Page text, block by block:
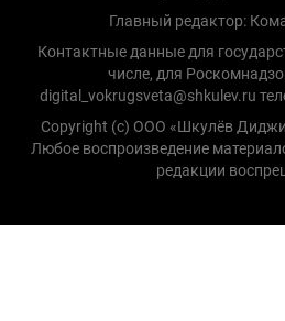
Главный редактор:
Контактные данные для
числе, для
digital_vokrugsveta@shkulev.ru
Copyright (с) ООО «Шкулёв
Любое воспроизведение
редакции